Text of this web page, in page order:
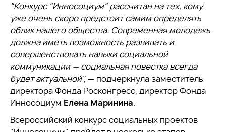
"Конкурс "Инносоциум" рассчитан на тех, кому
уже очень скоро предстоит самим определять
облик нашего общества. Современная молодежь
должна иметь возможность развивать и
совершенствовать навыки социальной
коммуникации — социальная повестка всегда
будет актуальной", — подчеркнула заместитель
директора Фонда Росконгресс, директор Фонда
Инносоциум Елена Маринина.
Всероссийский конкурс социальных проектов